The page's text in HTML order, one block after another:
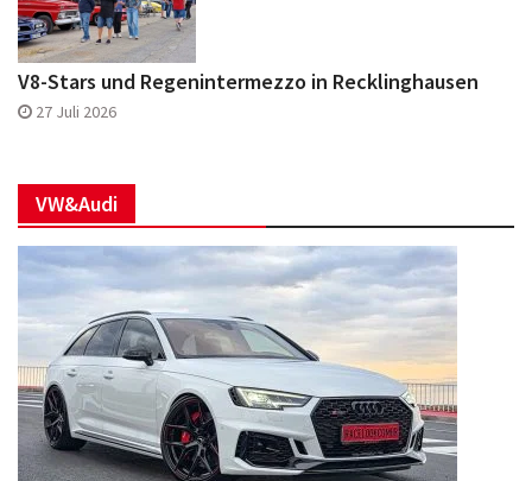
V8-Stars und Regenintermezzo in Recklinghausen
27 Juli 2026
VW&Audi